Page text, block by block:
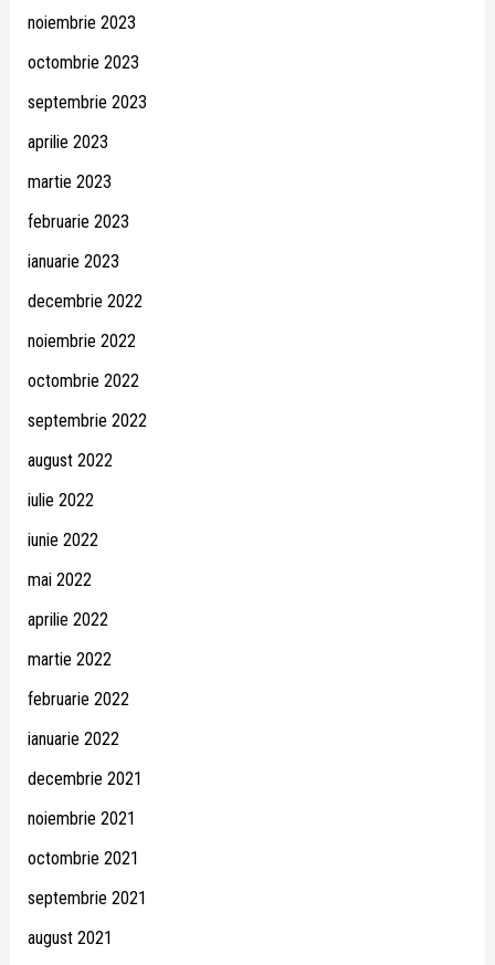
noiembrie 2023
octombrie 2023
septembrie 2023
aprilie 2023
martie 2023
februarie 2023
ianuarie 2023
decembrie 2022
noiembrie 2022
octombrie 2022
septembrie 2022
august 2022
iulie 2022
iunie 2022
mai 2022
aprilie 2022
martie 2022
februarie 2022
ianuarie 2022
decembrie 2021
noiembrie 2021
octombrie 2021
septembrie 2021
august 2021